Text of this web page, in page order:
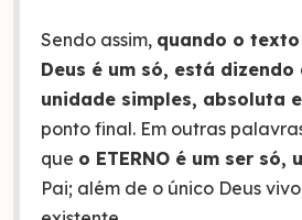
Sendo assim, quando o
Deus é um só, está dizendo
unidade simples, absoluta
ponto final. Em outras
que o ETERNO é um ser só,
Pai; além de o único Deus